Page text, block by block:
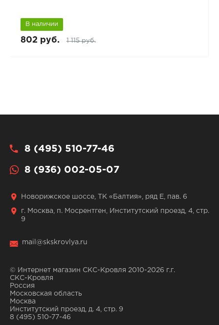
В наличии
802 руб. 1 115 руб.
8 (495) 510-77-46
8 (936) 002-05-07
Новорижское шоссе, ТК «Балтия», ряд Е, пав. 6
г. Москва, п. Мосрентген, Институтский проезд, 4, стр.
9
mail@skskrovlya.ru
© Интернет магазин СКС-Кровля 2010-2026 г.г.
СКС-Кровля
Россия
Московская область
Москва
Институтский проезд, д. 4, стр. 9
8 (495) 510-77-46